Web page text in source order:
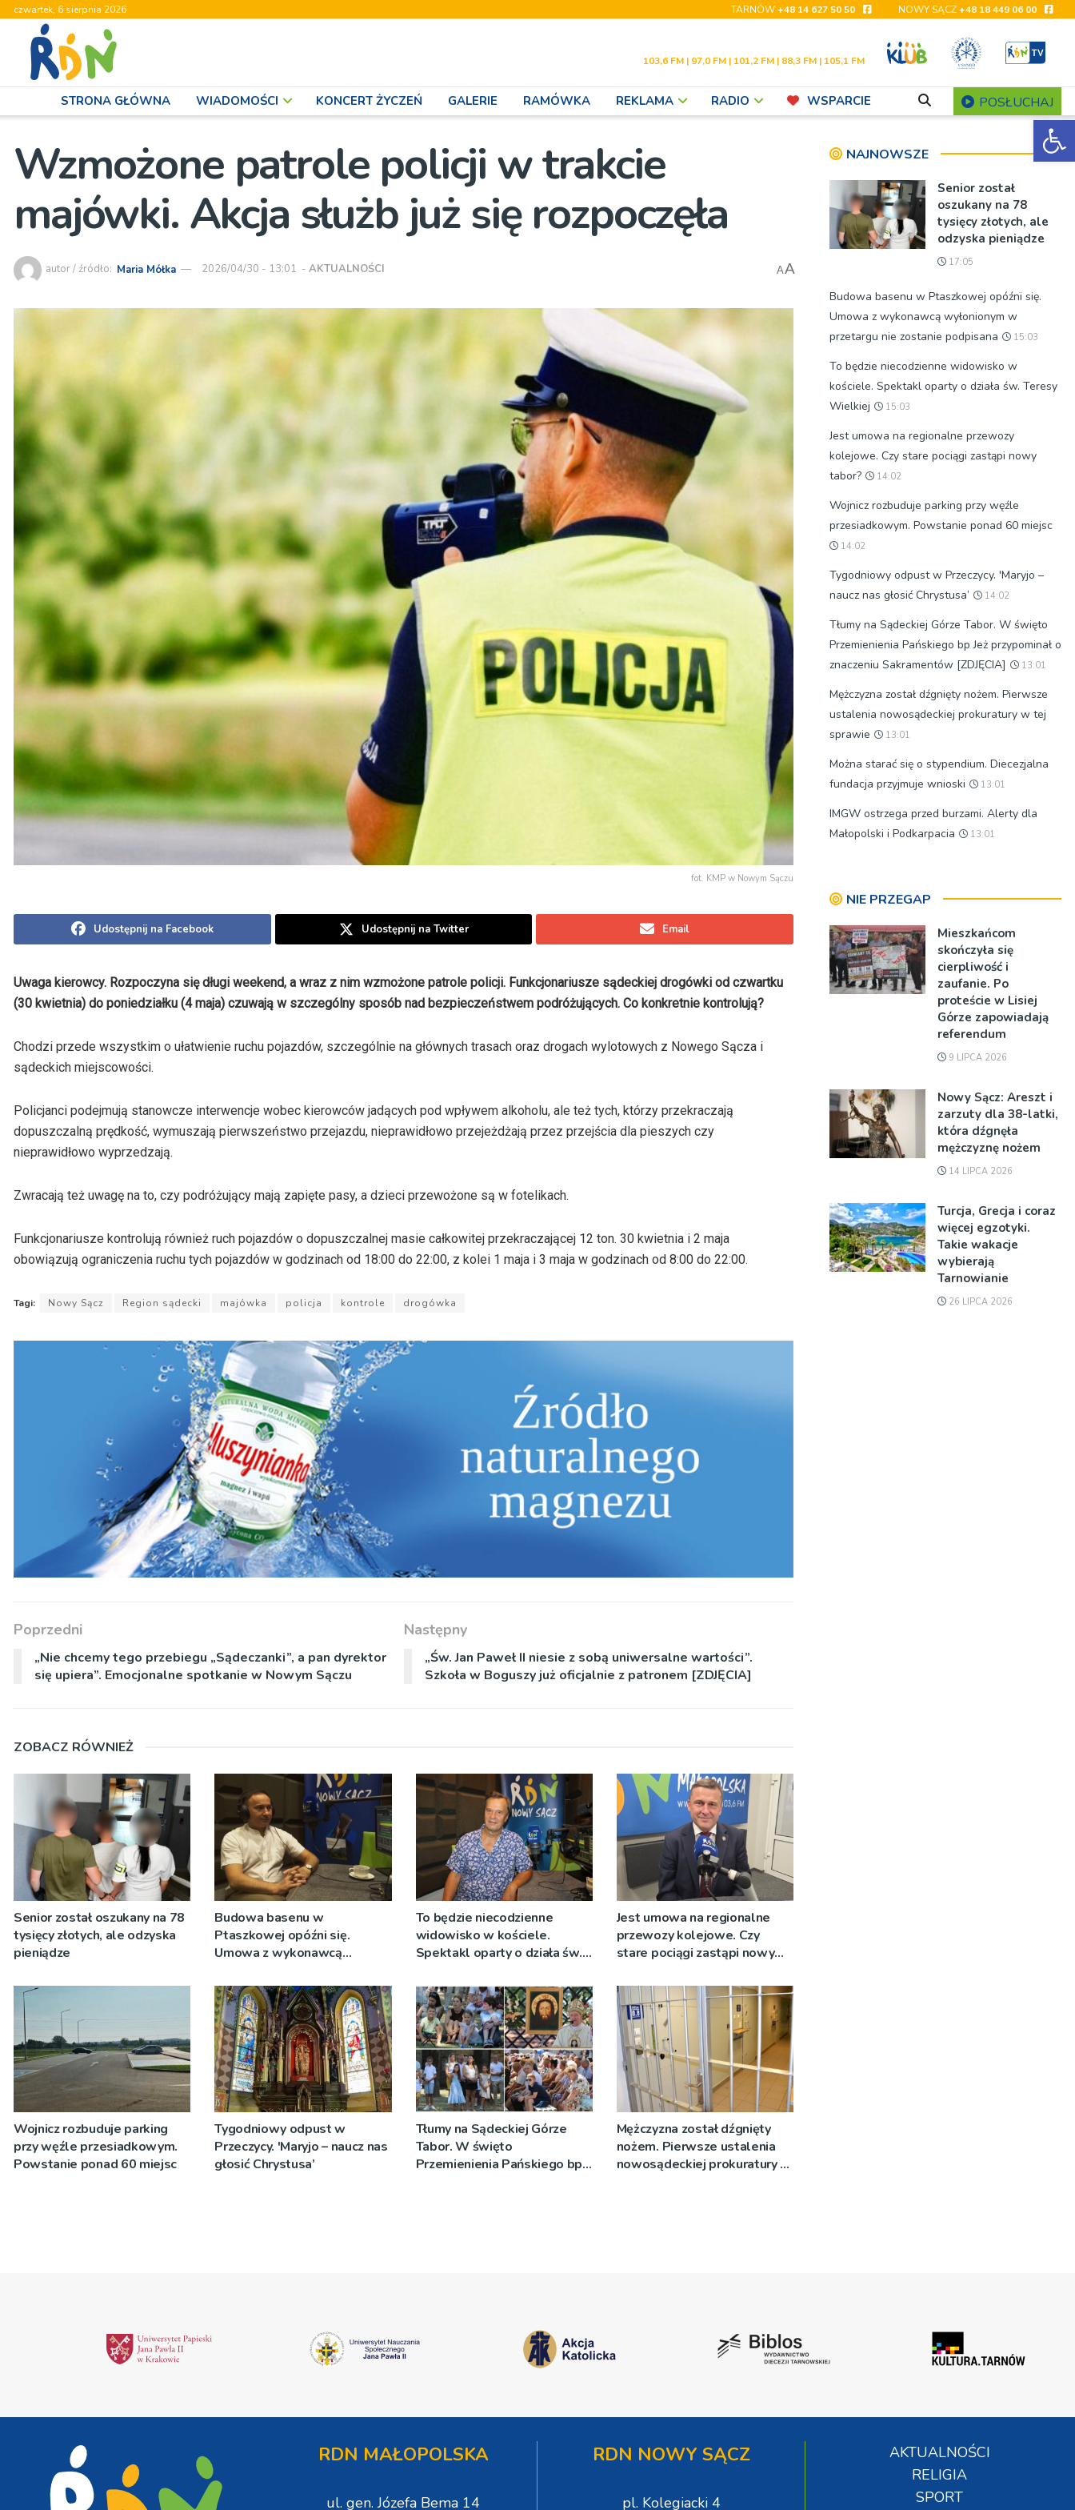
czwartek, 6 sierpnia 2026 TARNÓW+48 14 627 50 50 NOWY SĄCZ+48 18 449 06 00
103,6 FM | 97,0 FM | 101,2 FM | 88,3 FM | 105,1 FM
STRONA GŁÓWNA WIADOMOŚCI KONCERT ŻYCZEŃ GALERIE RAMÓWKA REKLAMA RADIO WSPARCIE POSŁUCHAJ
Wzmożone patrole policji w trakcie
majówki. Akcja służb już się rozpoczęła
autor / źródło: Maria Mółka 2026/04/30 - 13:01 - AKTUALNOŚCI AA
fot. KMP w Nowym Sączu
Udostępnij na Facebook Udostępnij na Twitter Email
Uwaga kierowcy. Rozpoczyna się długi weekend, a wraz z nim wzmożone patrole policji. Funkcjonariusze sądeckiej drogówki od czwartku
(30 kwietnia) do poniedziałku (4 maja) czuwają w szczególny sposób nad bezpieczeństwem podróżujących. Co konkretnie kontrolują?
Chodzi przede wszystkim o ułatwienie ruchu pojazdów, szczególnie na głównych trasach oraz drogach wylotowych z Nowego Sącza i
sądeckich miejscowości.
Policjanci podejmują stanowcze interwencje wobec kierowców jadących pod wpływem alkoholu, ale też tych, którzy przekraczają
dopuszczalną prędkość, wymuszają pierwszeństwo przejazdu, nieprawidłowo przejeżdżają przez przejścia dla pieszych czy
nieprawidłowo wyprzedzają.
Zwracają też uwagę na to, czy podróżujący mają zapięte pasy, a dzieci przewożone są w fotelikach.
Funkcjonariusze kontrolują również ruch pojazdów o dopuszczalnej masie całkowitej przekraczającej 12 ton. 30 kwietnia i 2 maja
obowiązują ograniczenia ruchu tych pojazdów w godzinach od 18:00 do 22:00, z kolei 1 maja i 3 maja w godzinach od 8:00 do 22:00.
Tagi: Nowy Sącz Region sądecki majówka policja kontrole drogówka
Poprzedni
„Nie chcemy tego przebiegu „Sądeczanki”, a pan dyrektor
się upiera”. Emocjonalne spotkanie w Nowym Sączu
Następny
„Św. Jan Paweł II niesie z sobą uniwersalne wartości”.
Szkoła w Boguszy już oficjalnie z patronem [ZDJĘCIA]
ZOBACZ RÓWNIEŻ
Senior został oszukany na 78
tysięcy złotych, ale odzyska
pieniądze
Budowa basenu w
Ptaszkowej opóźni się.
Umowa z wykonawcą
zostanie podpisana
To będzie niecodzienne
widowisko w kościele.
Spektakl oparty o działa św.
Jest umowa na regionalne
przewozy kolejowe. Czy
stare pociągi zastąpi nowy
Wojnicz rozbuduje parking
przy węźle przesiadkowym.
Powstanie ponad 60 miejsc
Tygodniowy odpust w
Przeczycy. 'Maryjo – naucz nas
głosić Chrystusa’
Tłumy na Sądeckiej Górze
Tabor. W święto
Przemienienia Pańskiego bp
Mężczyzna został dźgnięty
nożem. Pierwsze ustalenia
nowosądeckiej prokuratury w
NAJNOWSZE
Senior został
oszukany na 78
tysięcy złotych, ale
odzyska pieniądze
17:05
Budowa basenu w Ptaszkowej opóźni się.
Umowa z wykonawcą wyłonionym w
przetargu nie zostanie podpisana
15:03
To będzie niecodzienne widowisko w
kościele. Spektakl oparty o działa św. Teresy
Wielkiej
15:03
Jest umowa na regionalne przewozy
kolejowe. Czy stare pociągi zastąpi nowy
tabor?
14:02
Wojnicz rozbuduje parking przy węźle
przesiadkowym. Powstanie ponad 60 miejsc
14:02
Tygodniowy odpust w Przeczycy. 'Maryjo –
naucz nas głosić Chrystusa’
14:02
Tłumy na Sądeckiej Górze Tabor. W święto
Przemienienia Pańskiego bp Jeż przypominał o
znaczeniu Sakramentów [ZDJĘCIA]
13:01
Mężczyzna został dźgnięty nożem. Pierwsze
ustalenia nowosądeckiej prokuratury w tej
sprawie
13:01
Można starać się o stypendium. Diecezjalna
fundacja przyjmuje wnioski
13:01
IMGW ostrzega przed burzami. Alerty dla
Małopolski i Podkarpacia
13:01
NIE PRZEGAP
Mieszkańcom
skończyła się
cierpliwość i
zaufanie. Po
proteście w Lisiej
Górze zapowiadają
referendum
9 LIPCA 2026
Nowy Sącz: Areszt i
zarzuty dla 38-latki,
która dźgnęła
mężczyznę nożem
14 LIPCA 2026
Turcja, Grecja i coraz
więcej egzotyki.
Takie wakacje
wybierają
Tarnowianie
26 LIPCA 2026
RDN MAŁOPOLSKA
ul. gen. Józefa Bema 14
RDN NOWY SĄCZ
pl. Kolegiacki 4
AKTUALNOŚCI
RELIGIA
SPORT